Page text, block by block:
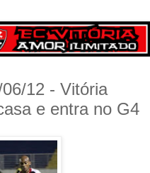
12 - Vitória
e entra no G4